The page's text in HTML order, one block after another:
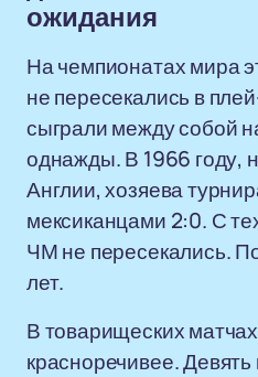
ожидания
На чемпионатах мира
не пересекались в
сыграли между собой
однажды. В 1966 году,
Англии, хозяева
мексиканцами 2:0. С
ЧМ не пересекались.
лет.
В товарищеских
красноречивее.